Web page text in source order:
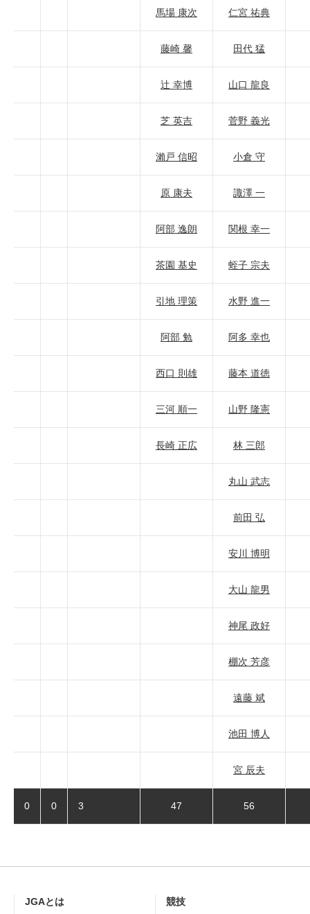
馬場 康次 仁宮 祐典
藤崎 馨 田代 猛
辻 幸博 山口 龍良
芝 英吉 菅野 義光
瀨戸 信昭 小倉 守
原 康夫 諏澤 一
阿部 逸朗 関根 幸一
茶園 基史 蛭子 宗夫
引地 理策 水野 進一
阿部 勉 阿多 幸也
西口 則雄 藤本 道徳
三河 順一 山野 隆憲
長崎 正広 林 三郎
丸山 武志
前田 弘
安川 博明
大山 龍男
神尾 政好
棚次 芳彦
遠藤 斌
池田 博人
宮 辰夫
0 0 3 47 56
JGAとは 競技